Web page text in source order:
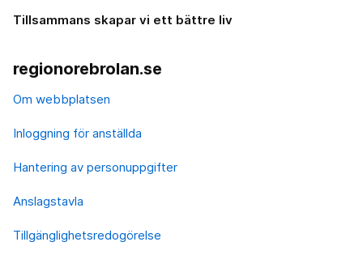
Tillsammans skapar vi ett bättre liv
regionorebrolan.se
Om webbplatsen
Inloggning för anställda
Hantering av personuppgifter
Anslagstavla
Tillgänglighetsredogörelse